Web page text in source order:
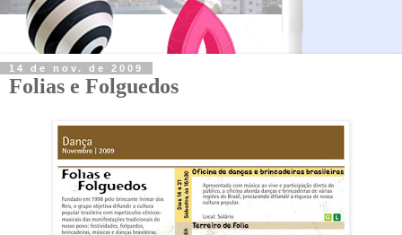
14 de nov. de 2009
Folias e Folguedos